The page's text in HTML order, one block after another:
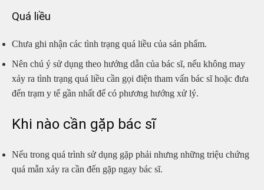
Quá liều
Chưa ghi nhận các tình trạng quá liều của sản phẩm.
Nên chú ý sử dụng theo hướng dẫn của bác sĩ, nếu không may
xảy ra tình trạng quá liều cần gọi điện tham vấn bác sĩ hoặc đưa
đến trạm y tế gần nhất để có phương hướng xử lý.
Khi nào cần gặp bác sĩ
Nếu trong quá trình sử dụng gặp phải nhưng những triệu chứng
quá mẫn xảy ra cần đến gặp ngay bác sĩ.